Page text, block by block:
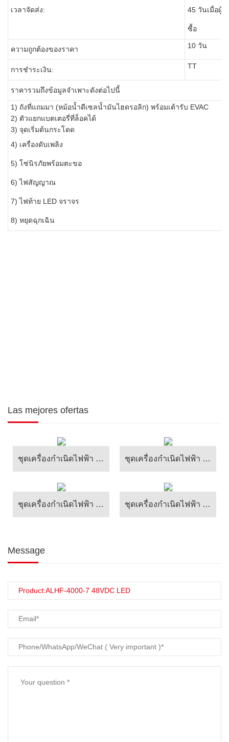
เวลาจัดส่ง: 45 วันเมื่อผู้
ซื้อ
ความถูกต้องของราคา 10 วัน
การชำระเงิน: TT
ราคารวมถึงข้อมูลจำเพาะดังต่อไปนี้
1) ถังที่แถมมา (หม้อน้ำดีเซลน้ำมันไฮดรอลิก) พร้อมเต้ารับ EVAC
2) ตัวแยกแบตเตอรี่ที่ล็อคได้
3) จุดเริ่มต้นกระโดด
4) เครื่องดับเพลิง
5) โซ่นิรภัยพร้อมตะขอ
6) ไฟสัญญาณ
7) ไฟท้าย LED จราจร
8) หยุดฉุกเฉิน
Las mejores ofertas
ชุดเครื่องกำเนิดไฟฟ้า Cummins series ชุดเครื่องกำเนิดไฟฟ้า Perkins series
ชุดเครื่องกำเนิดไฟฟ้า Doosan series ชุดเครื่องกำเนิดไฟฟ้า Shanghai Mitsubishi Series
Message